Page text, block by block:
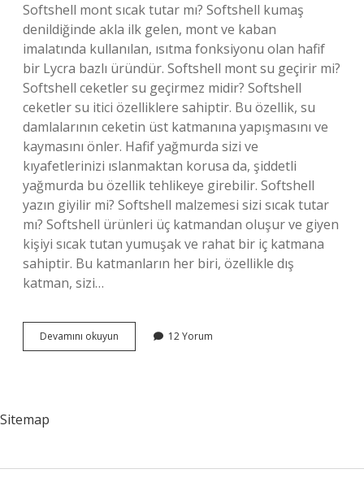
Softshell mont sıcak tutar mı? Softshell kumaş
denildiğinde akla ilk gelen, mont ve kaban
imalatında kullanılan, ısıtma fonksiyonu olan hafif
bir Lycra bazlı üründür. Softshell mont su geçirir mi?
Softshell ceketler su geçirmez midir? Softshell
ceketler su itici özelliklere sahiptir. Bu özellik, su
damlalarının ceketin üst katmanına yapışmasını ve
kaymasını önler. Hafif yağmurda sizi ve
kıyafetlerinizi ıslanmaktan korusa da, şiddetli
yağmurda bu özellik tehlikeye girebilir. Softshell
yazın giyilir mi? Softshell malzemesi sizi sıcak tutar
mı? Softshell ürünleri üç katmandan oluşur ve giyen
kişiyi sıcak tutan yumuşak ve rahat bir iç katmana
sahiptir. Bu katmanların her biri, özellikle dış
katman, sizi…
Devamını okuyun Softshell
Yelek
12 Yorum
Sitemap